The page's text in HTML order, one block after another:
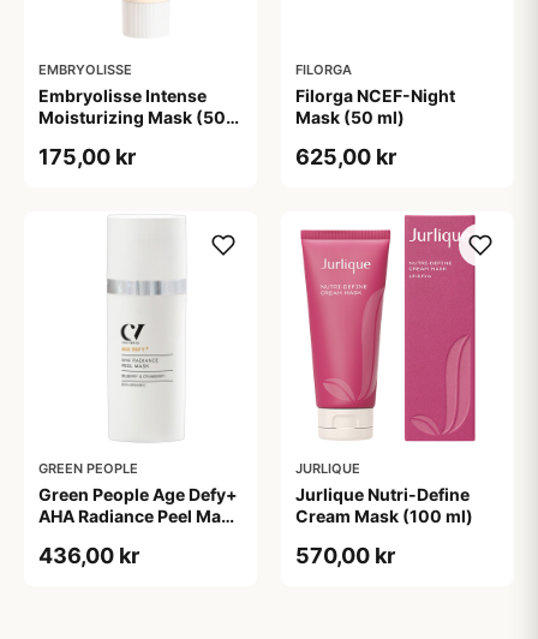
EMBRYOLISSE
Embryolisse Intense
Moisturizing Mask (50
175,00 kr
FILORGA
Filorga NCEF-Night
Mask (50 ml)
625,00 kr
GREEN PEOPLE
Green People Age Defy+
AHA Radiance Peel Mask
436,00 kr
JURLIQUE
Jurlique Nutri-Define
Cream Mask (100 ml)
570,00 kr